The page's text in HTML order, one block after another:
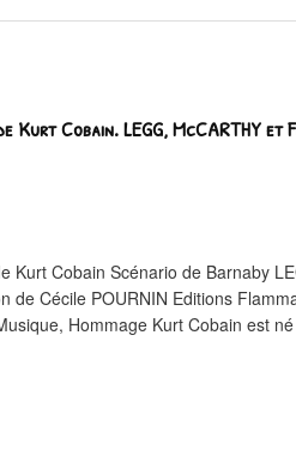
Kurt Cobain. LEGG, McCARTHY
Kurt Cobain Scénario de Barnaby
de Cécile POURNIN Editions
Hommage Kurt Cobain est